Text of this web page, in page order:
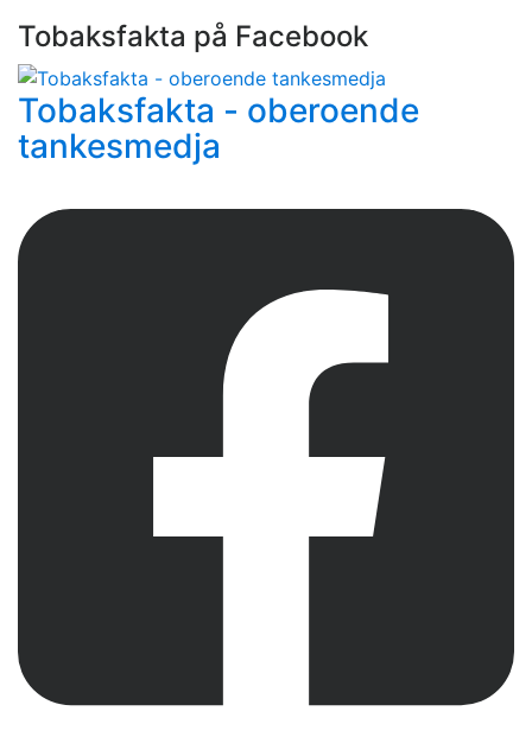
Tobaksfakta på Facebook
Tobaksfakta - oberoende
tankesmedja